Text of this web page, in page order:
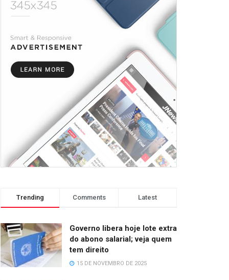
Trending Comments Latest
Governo libera hoje lote extra
do abono salarial; veja quem
tem direito
15 DE NOVEMBRO DE 2025